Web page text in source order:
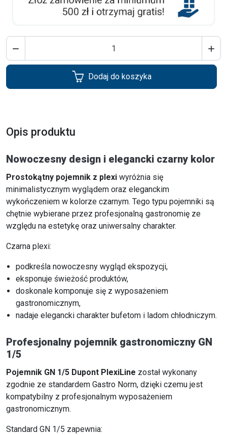
 
Dodaj do koszyka
Opis produktu
Nowoczesny design i elegancki czarny kolor
Prostokątny pojemnik z plexi wyróżnia się
minimalistycznym wyglądem oraz eleganckim
wykończeniem w kolorze czarnym. Tego typu pojemniki są
chętnie wybierane przez profesjonalną gastronomię ze
względu na estetykę oraz uniwersalny charakter.
Czarna plexi:
podkreśla nowoczesny wygląd ekspozycji,
eksponuje świeżość produktów,
doskonale komponuje się z wyposażeniem
gastronomicznym,
nadaje elegancki charakter bufetom i ladom chłodniczym.
Profesjonalny pojemnik gastronomiczny GN
1/5
Pojemnik GN 1/5 Dupont PlexiLine został wykonany
zgodnie ze standardem Gastro Norm, dzięki czemu jest
kompatybilny z profesjonalnym wyposażeniem
gastronomicznym.
Standard GN 1/5 zapewnia: